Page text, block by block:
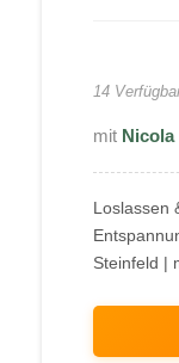
14
Nicola
Loslassen
Steinfeld |